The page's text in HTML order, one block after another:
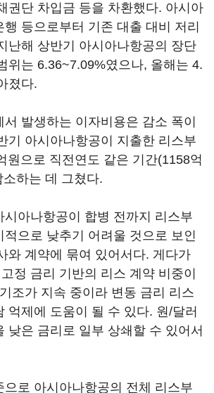
권단 차입금 등을 차환했다. 아시아
행 등으로부터 기존 대출 대비 저리
난해 상반기 아시아나항공의 장단
위는 6.36~7.09%였으나, 올해는 4.
졌다.
발생하는 이자비용은 감소 폭이
기 아시아나항공이 지출한 리스부
원으로 직전연도 같은 기간(1158억
하는 데 그쳤다.
시아나항공이 합병 전까지 리스부
으로 낮추기 어려울 것으로 보인
와 계약에 묶여 있어서다. 게다가
정 금리 기반의 리스 계약 비중이
조가 지속 중이라 변동 금리 리스
억제에 도움이 될 수 있다. 원/달러
낮은 금리로 일부 상쇄할 수 있어서
으로 아시아나항공의 전체 리스부